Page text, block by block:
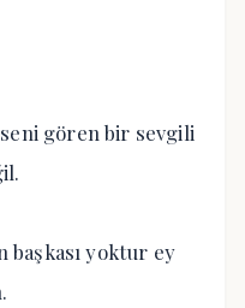
gören bir sevgili
başkası yoktur ey